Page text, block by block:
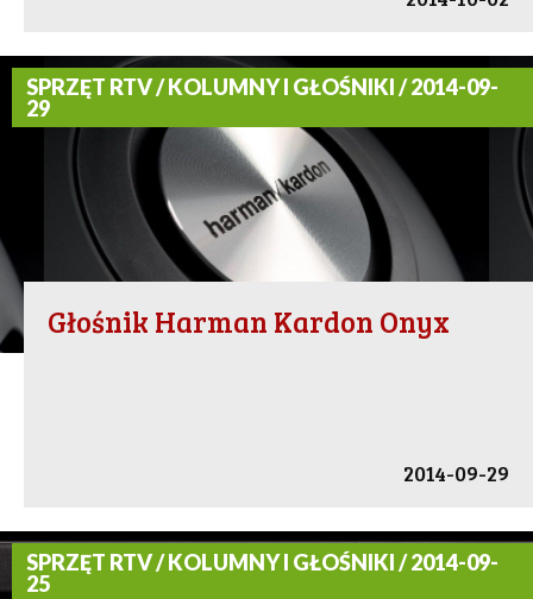
SPRZĘT RTV / KOLUMNY I GŁOŚNIKI / 2014-09-
29
Głośnik Harman Kardon Onyx
2014-09-29
SPRZĘT RTV / KOLUMNY I GŁOŚNIKI / 2014-09-
25